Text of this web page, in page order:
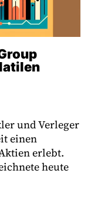
und Verleger
einen
erlebt.
heute